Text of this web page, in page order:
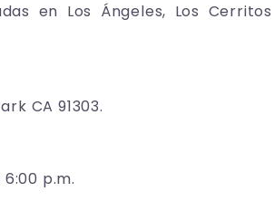
en Los Ángeles, Los
CA 91303.
p.m.